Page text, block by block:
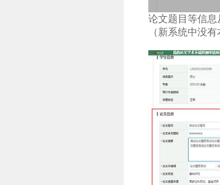
论文题目等信
（新系统中没